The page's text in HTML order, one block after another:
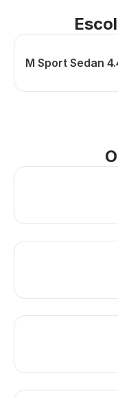
M Sport Sedan